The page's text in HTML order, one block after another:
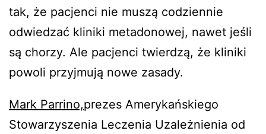
tak, że pacjenci nie muszą codziennie
odwiedzać kliniki metadonowej, nawet jeśli
są chorzy. Ale pacjenci twierdzą, że kliniki
powoli przyjmują nowe zasady.
Mark Parrino,prezes Amerykańskiego
Stowarzyszenia Leczenia Uzależnienia od